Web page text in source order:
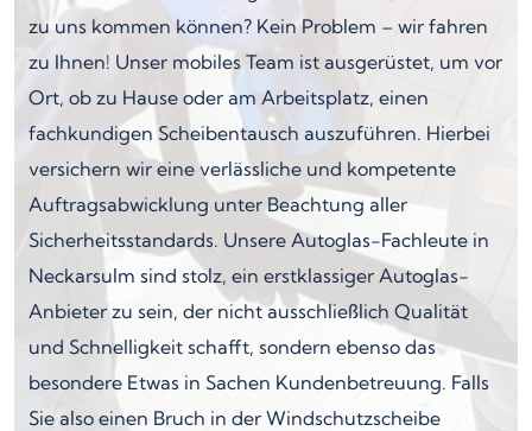
zu uns kommen können? Kein Problem – wir fahren
zu Ihnen! Unser mobiles Team ist ausgerüstet, um vor
Ort, ob zu Hause oder am Arbeitsplatz, einen
fachkundigen Scheibentausch auszuführen. Hierbei
versichern wir eine verlässliche und kompetente
Auftragsabwicklung unter Beachtung aller
Sicherheitsstandards. Unsere Autoglas-Fachleute in
Neckarsulm sind stolz, ein erstklassiger Autoglas-
Anbieter zu sein, der nicht ausschließlich Qualität
und Schnelligkeit schafft, sondern ebenso das
besondere Etwas in Sachen Kundenbetreuung. Falls
Sie also einen Bruch in der Windschutzscheibe